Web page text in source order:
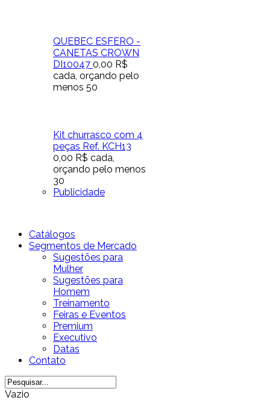
QUEBEC ESFERO -
CANETAS CROWN
DI10047 0,00 R$
cada, orçando pelo
menos 50
Kit churrasco com 4
peças Ref. KCH13
0,00 R$ cada,
orçando pelo menos
30
Publicidade
Catálogos
Segmentos de Mercado
Sugestões para
Mulher
Sugestões para
Homem
Treinamento
Feiras e Eventos
Premium
Executivo
Datas
Contato
Vazio